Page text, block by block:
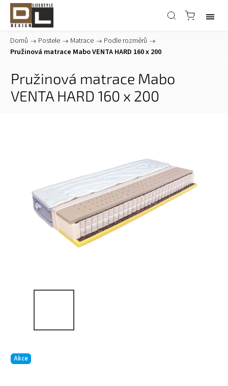
Domů / Postele / Matrace / Podle rozměrů /
Pružinová matrace Mabo VENTA HARD 160 x 200
Pružinová matrace Mabo
VENTA HARD 160 x 200
Akce